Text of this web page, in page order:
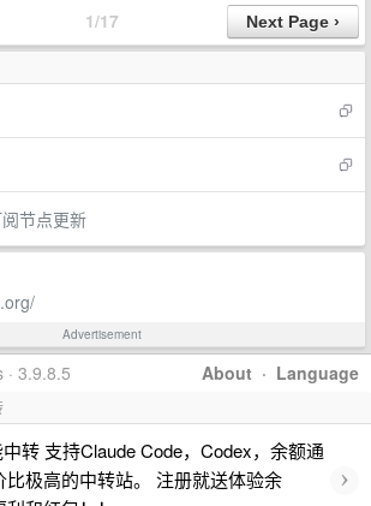
1/17
节点更新
Advertisement
About · Language
· 3.9.8.5
转 支持Claude Code，Codex，余额通
比极高的中转站。 注册就送体验余
›